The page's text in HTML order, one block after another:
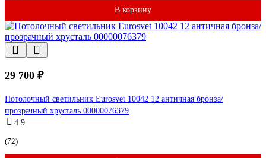
В корзину
29 700 ₽
Потолочный светильник Eurosvet 10042 12 античная бронза/
прозрачный хрусталь 00000076379
4.9
(72)